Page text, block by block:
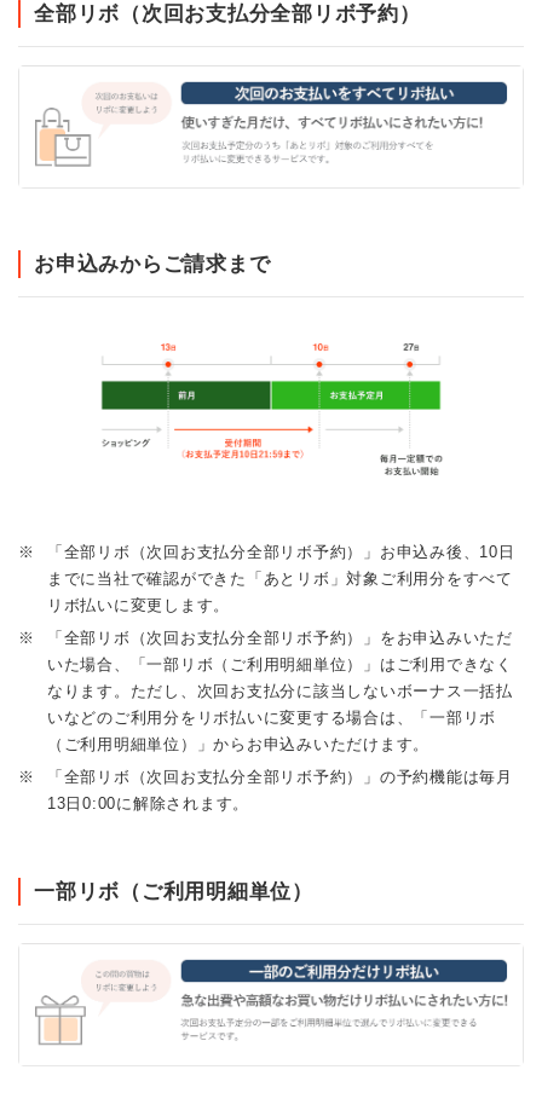
全部リボ（次回お支払分全部リボ予約）
お申込みからご請求まで
※
「全部リボ（次回お支払分全部リボ予約）」お申込み後、10日
までに当社で確認ができた「あとリボ」対象ご利用分をすべて
リボ払いに変更します。
※
「全部リボ（次回お支払分全部リボ予約）」をお申込みいただ
いた場合、「一部リボ（ご利用明細単位）」はご利用できなく
なります。ただし、次回お支払分に該当しないボーナス一括払
いなどのご利用分をリボ払いに変更する場合は、「一部リボ
（ご利用明細単位）」からお申込みいただけます。
※
「全部リボ（次回お支払分全部リボ予約）」の予約機能は毎月
13日0:00に解除されます。
一部リボ（ご利用明細単位）